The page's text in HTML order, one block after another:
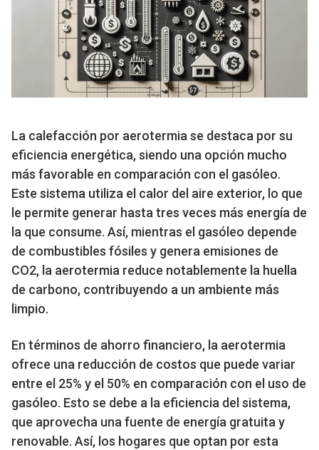
La calefacción por aerotermia se destaca por su
eficiencia energética, siendo una opción mucho
más favorable en comparación con el gasóleo.
Este sistema utiliza el calor del aire exterior, lo que
le permite generar hasta tres veces más energía de
la que consume. Así, mientras el gasóleo depende
de combustibles fósiles y genera emisiones de
CO2, la aerotermia reduce notablemente la huella
de carbono, contribuyendo a un ambiente más
limpio.
En términos de ahorro financiero, la aerotermia
ofrece una reducción de costos que puede variar
entre el 25% y el 50% en comparación con el uso de
gasóleo. Esto se debe a la eficiencia del sistema,
que aprovecha una fuente de energía gratuita y
renovable. Así, los hogares que optan por esta